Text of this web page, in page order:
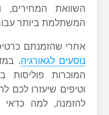
השוואת המחירים,
המשתלמת ביותר
אחרי שהזמנתם
נוסעים לגאורגיה.
המוכרות פוליסות
וטיפים שיעזרו לכם
להזמנה, למה